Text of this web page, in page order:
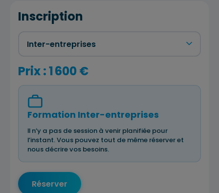
Inscription
Prix : 1 600 €
Formation Inter-entreprises
Il n’y a pas de session à venir planifiée pour
l’instant. Vous pouvez tout de même réserver et
nous décrire vos besoins.
Réserver